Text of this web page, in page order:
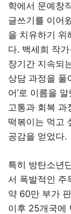
학에서 문예창
글쓰기를 이어
을 치유하기 위
다. 백세희 작
장기간 지속되
상담 과정을 풀
어’로 이름을
고통과 회복 과
떡볶이는 먹고
공감을 얻었다.
특히 방탄소년
서 폭발적인 주
약 60만 부가
이후 25개국에